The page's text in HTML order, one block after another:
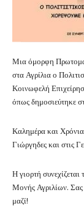
Μια όμορφη
στα Αγρίλια ο
Κοινωφελή
όπως δημοσιεύτηκε
Καλημέρα και
Γιώργηδες και στις
Η γιορτή
Μονής Αγριλίων. Σας
μαζί!